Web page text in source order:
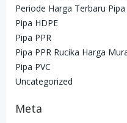
Periode Harga Terbaru Pipa
Pipa HDPE
Pipa PPR
Pipa PPR Rucika Harga
Pipa PVC
Uncategorized
Meta